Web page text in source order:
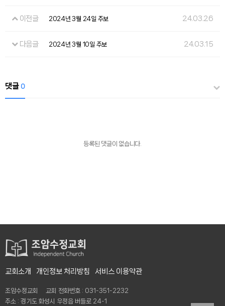
이전글 2024년 3월 24일 주보 24.03.26
다음글 2024년 3월 10일 주보 24.03.15
댓글 0
등록된 댓글이 없습니다.
교회소개 개인정보 처리방침 서비스 이용약관
조암수정교회 교회 전화번호 : 031-351-2232
주소 : 경기도 화성시 우정읍 버들로 24-1